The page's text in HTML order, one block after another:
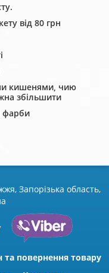
від 80 грн
кишенями, чию
збільшити
фарби
Запорізька область,
та повернення товару